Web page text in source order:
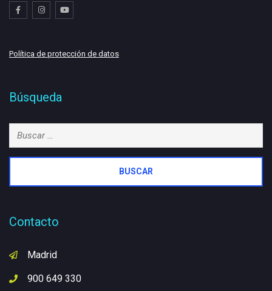
Política de protección de datos
Búsqueda
Buscar:
Contacto
Madrid
900 649 330